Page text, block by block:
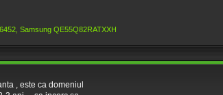
Samsung QE55Q82RATXXH
, este ca domeniul